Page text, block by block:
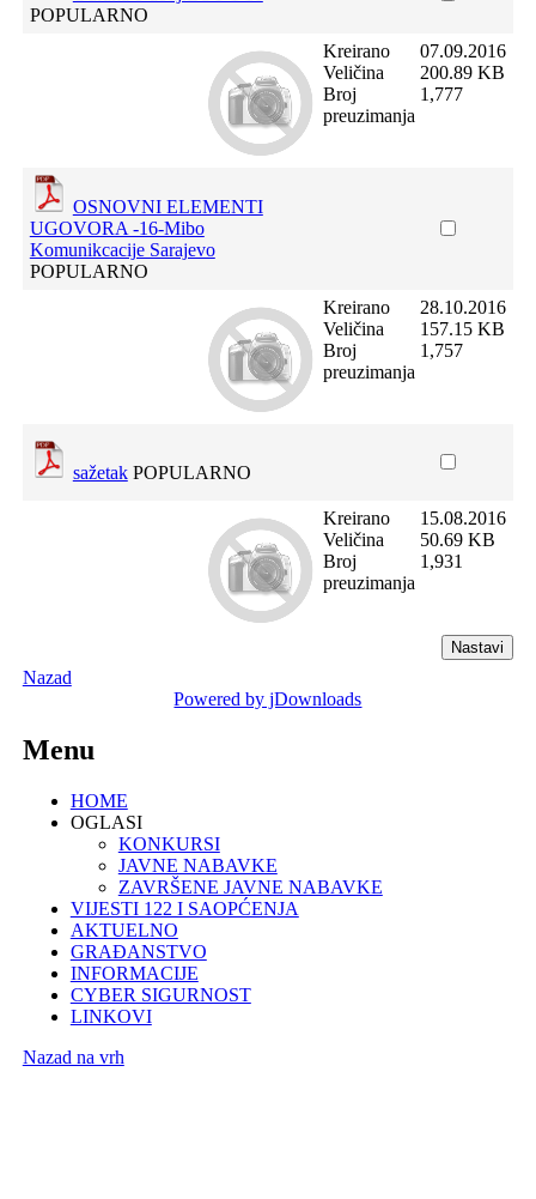
POPULARNO
Kreirano
Veličina
Broj
preuzimanja
07.09.2016
200.89 KB
1,777
OSNOVNI ELEMENTI
UGOVORA -16-Mibo
Komunikcacije Sarajevo
POPULARNO
Kreirano
Veličina
Broj
preuzimanja
28.10.2016
157.15 KB
1,757
sažetak POPULARNO
Kreirano
Veličina
Broj
preuzimanja
15.08.2016
50.69 KB
1,931
Nazad
Powered by jDownloads
Menu
HOME
OGLASI
KONKURSI
JAVNE NABAVKE
ZAVRŠENE JAVNE NABAVKE
VIJESTI 122 I SAOPĆENJA
AKTUELNO
GRAĐANSTVO
INFORMACIJE
CYBER SIGURNOST
LINKOVI
Nazad na vrh